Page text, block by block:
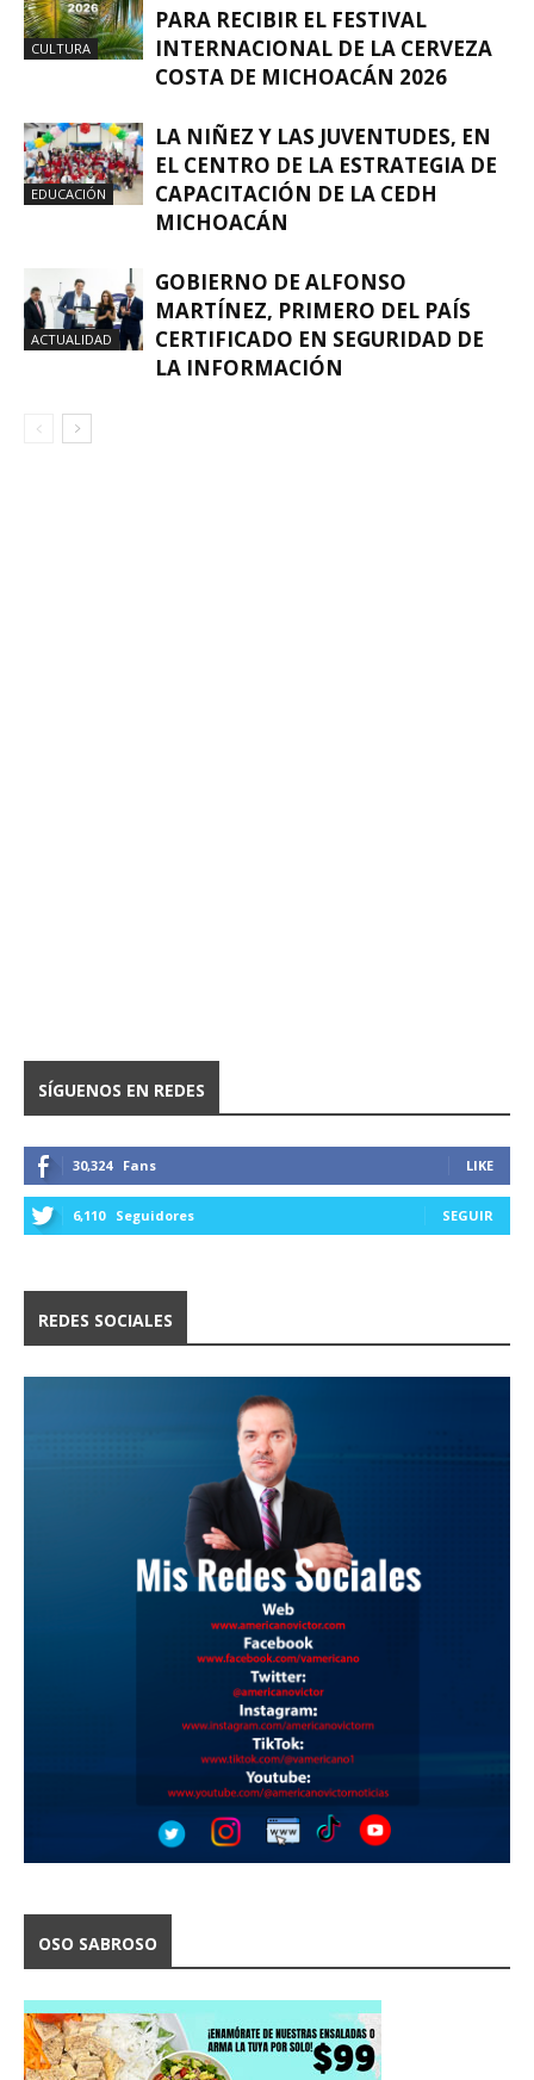
CULTURA
PARA RECIBIR EL FESTIVAL
INTERNACIONAL DE LA CERVEZA
COSTA DE MICHOACÁN 2026
EDUCACIÓN
LA NIÑEZ Y LAS JUVENTUDES, EN
EL CENTRO DE LA ESTRATEGIA DE
CAPACITACIÓN DE LA CEDH
MICHOACÁN
ACTUALIDAD
GOBIERNO DE ALFONSO
MARTÍNEZ, PRIMERO DEL PAÍS
CERTIFICADO EN SEGURIDAD DE
LA INFORMACIÓN
SÍGUENOS EN REDES
30,324 Fans LIKE
6,110 Seguidores SEGUIR
REDES SOCIALES
OSO SABROSO